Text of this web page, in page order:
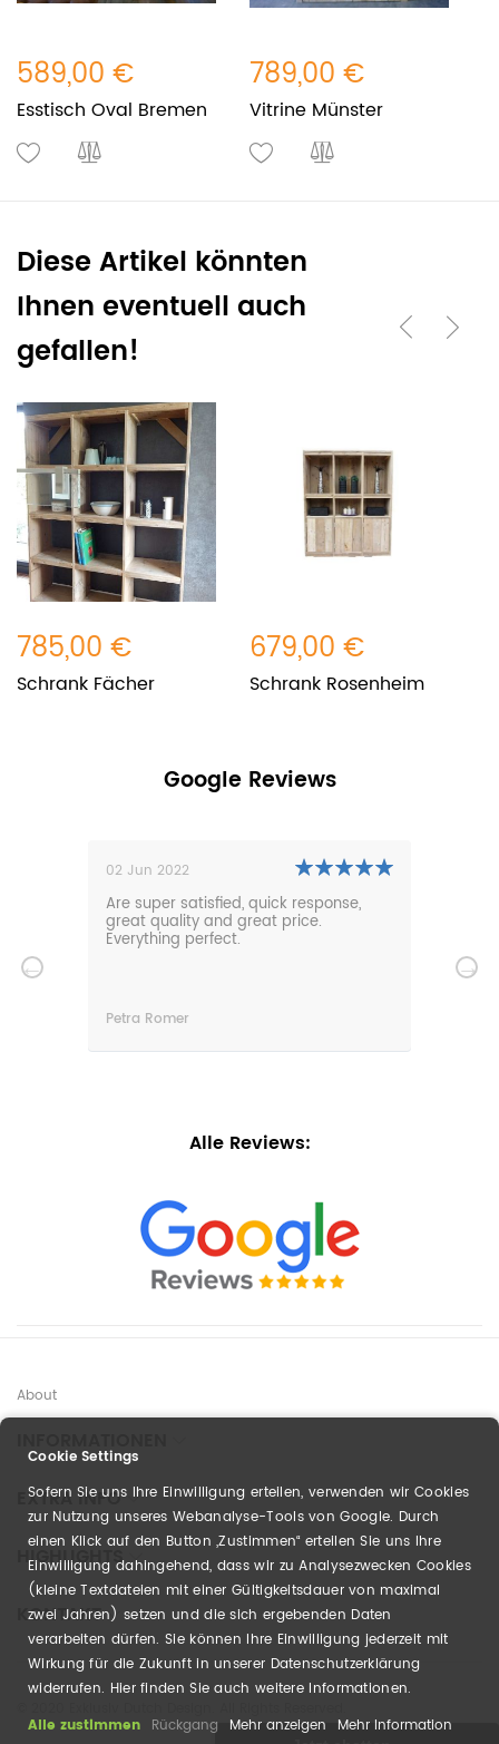
589,00 €
Esstisch Oval Bremen
789,00 €
Vitrine Münster
Diese Artikel könnten
Ihnen eventuell auch
gefallen!
785,00 €
Schrank Fächer
679,00 €
Schrank Rosenheim
Google Reviews
02 Jun 2022
Are super satisfied, quick response,
great quality and great price.
Everything perfect.
Petra Romer
Alle Reviews:
About
EXTRA INFO
HIGHLIGHTS
KONTAKT
Cookie Settings
Sofern Sie uns Ihre Einwilligung erteilen, verwenden wir Cookies
zur Nutzung unseres Webanalyse-Tools von Google. Durch
einen Klick auf den Button „Zustimmen“ erteilen Sie uns Ihre
Einwilligung dahingehend, dass wir zu Analysezwecken Cookies
(kleine Textdateien mit einer Gültigkeitsdauer von maximal
zwei Jahren) setzen und die sich ergebenden Daten
verarbeiten dürfen. Sie können Ihre Einwilligung jederzeit mit
Wirkung für die Zukunft in unserer Datenschutzerklärung
widerrufen. Hier finden Sie auch weitere Informationen.
Alle zustimmen Rückgang Mehr anzeigen Mehr Information